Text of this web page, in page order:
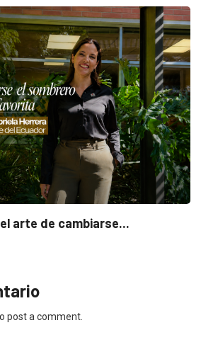
arte de cambiarse...
post a comment.